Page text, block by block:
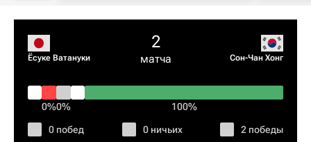
Ёсуке Ватануки
2
матча Сон-Чан Хонг
0%0% 100%
0 побед 0 ничьих 2 победы